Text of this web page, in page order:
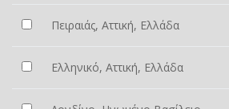
Πειραιάς, Αττική, Ελλάδα
Ελληνικό, Αττική, Ελλάδα